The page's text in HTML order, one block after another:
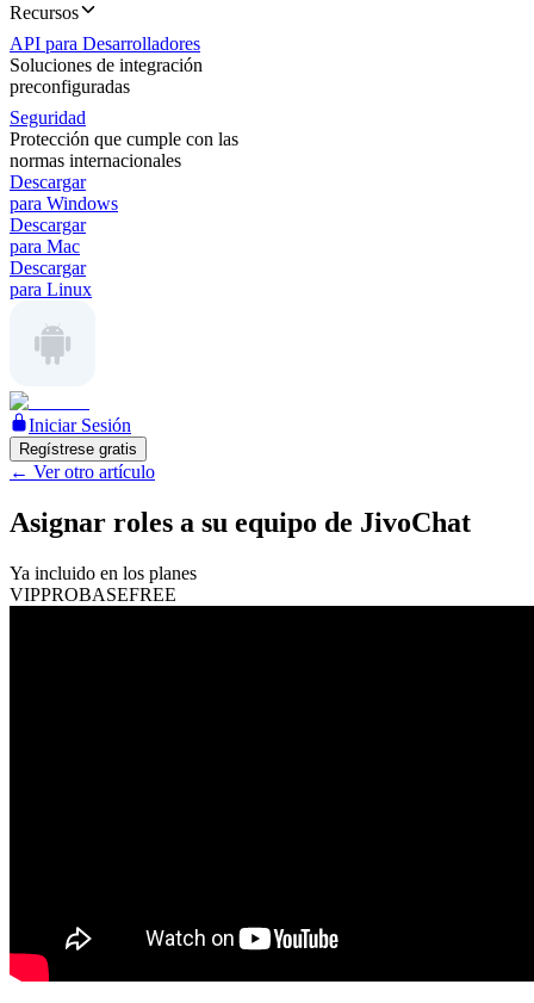
Recursos
API para Desarrolladores
Soluciones de integración
preconfiguradas
Seguridad
Protección que cumple con las
normas internacionales
Descargar
para Windows
Descargar
para Mac
Descargar
para Linux
Iniciar Sesión
Regístrese gratis
← Ver otro artículo
Asignar roles a su equipo de JivoChat
Ya incluido en los planes
VIPPROBASEFREE